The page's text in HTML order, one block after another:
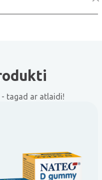
- tagad ar atlaidi!